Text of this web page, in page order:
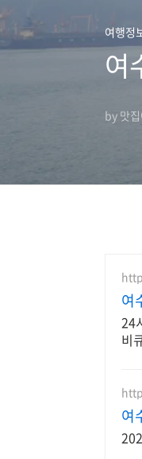
여행정
여
by 맛
여
24
비
여